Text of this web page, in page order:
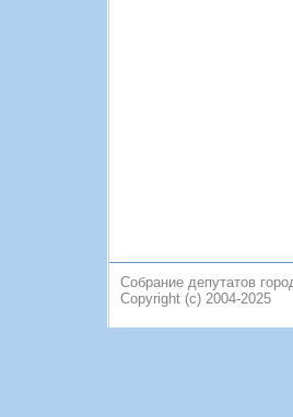
Собрание депутатов
Copyright (c) 2004-2025